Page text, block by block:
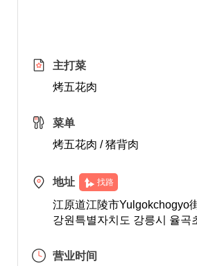
主打菜
烤五花肉
菜单
烤五花肉 / 猪背肉
地址 找路
江原道江陵市Yulgokchogyo
강원특별자치도 강릉시 율곡
营业时间